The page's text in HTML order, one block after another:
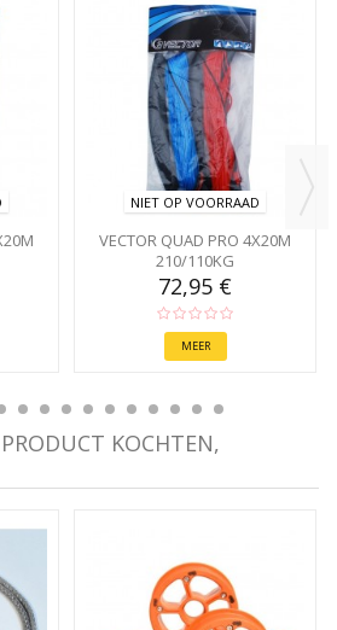
NIET OP VOORRAAD
VECTOR QUAD PRO 4X20M
210/110KG
72,95 €
MEER
KOCHTEN,